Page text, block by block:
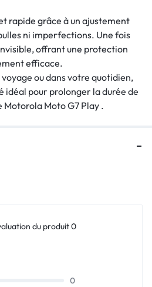
rapide grâce à un ajustement
ni imperfections. Une fois
offrant une protection
efficace.
ou dans votre quotidien,
idéal pour prolonger la durée de
Motorola Moto G7 Play .
du produit 0
0